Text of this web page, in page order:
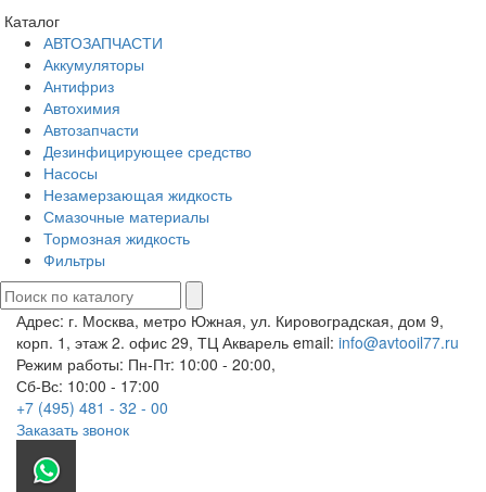
Каталог
АВТОЗАПЧАСТИ
Аккумуляторы
Антифриз
Автохимия
Автозапчасти
Дезинфицирующее средство
Насосы
Незамерзающая жидкость
Смазочные материалы
Тормозная жидкость
Фильтры
Адрес: г. Москва, метро Южная, ул. Кировоградская, дом 9,
корп. 1, этаж 2. офис 29, ТЦ Акварель email: info@avtooil77.ru
Режим работы: Пн-Пт: 10:00 - 20:00,
Сб-Вс: 10:00 - 17:00
+7 (495) 481 - 32 - 00
Заказать звонок